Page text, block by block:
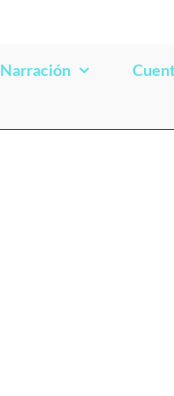
Narración